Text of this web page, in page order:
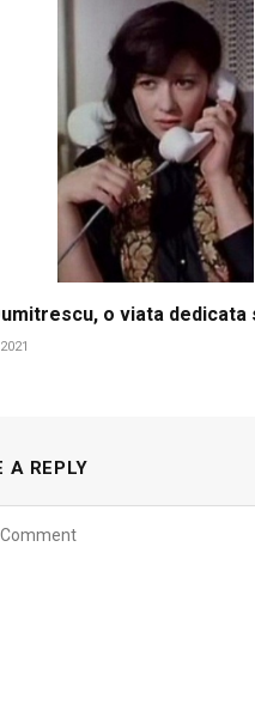
o viata dedicata
A REPLY